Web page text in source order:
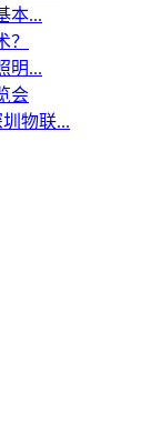
本...
？
明...
会
物联...